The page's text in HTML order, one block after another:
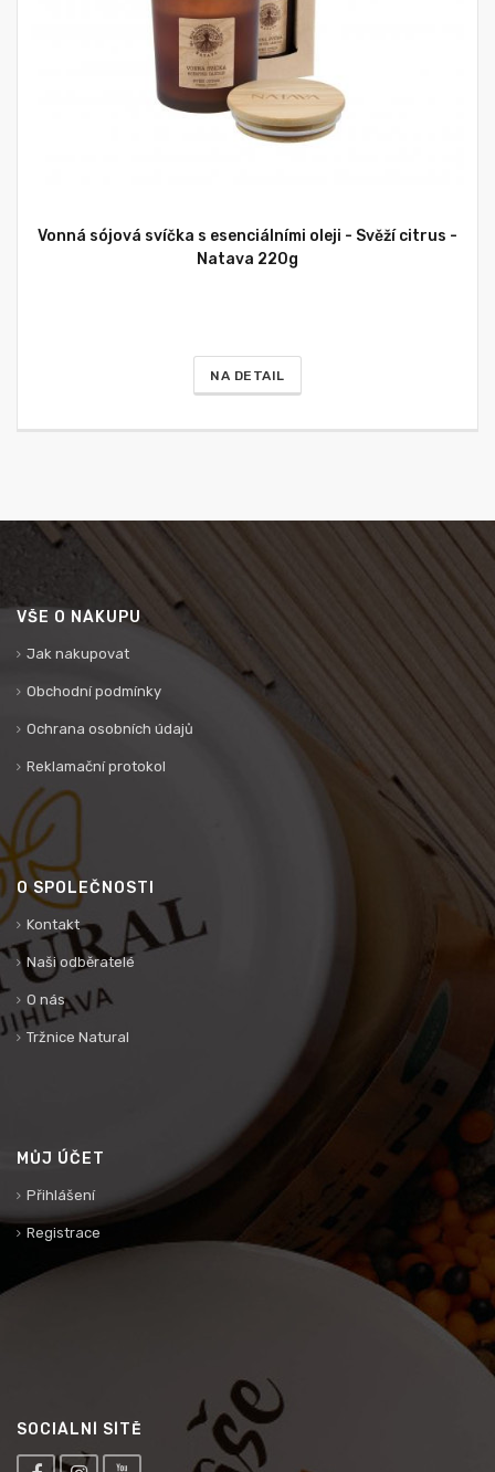
Vonná sójová svíčka s esenciálními oleji - Svěží citrus -
Natava 220g
NA DETAIL
VŠE O NÁKUPU
Jak nakupovat
Obchodní podmínky
Ochrana osobních údajů
Reklamační protokol
O SPOLEČNOSTI
Kontakt
Naši odběratelé
O nás
Tržnice Natural
MŮJ ÚČET
Přihlášení
Registrace
SOCIÁLNÍ SÍTĚ